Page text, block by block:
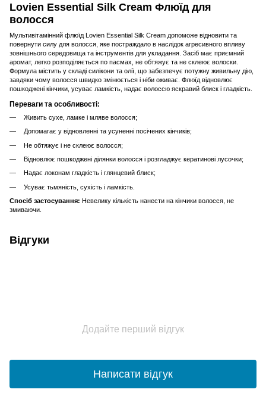
Lovien Essential Silk Cream Флюїд для
волосся
Мультивітамінний флюїд Lovien Essential Silk Cream допоможе відновити та
повернути силу для волосся, яке постраждало в наслідок агресивного впливу
зовнішнього середовища та інструментів для укладання. Засіб має приємний
аромат, легко розподіляється по пасмах, не обтяжує та не склеює волоски.
Формула містить у складі силікони та олії, що забезпечує потужну живильну дію,
завдяки чому волосся швидко змінюється і ніби оживає. Флюїд відновлює
пошкоджені кінчики, усуває ламкість, надає волоссю яскравий блиск і гладкість.
Переваги та особливості:
Живить сухе, ламке і мляве волосся;
Допомагає у відновленні та усуненні посічених кінчиків;
Не обтяжує і не склеює волосся;
Відновлює пошкоджені ділянки волосся і розгладжує кератинові лусочки;
Надає локонам гладкість і глянцевий блиск;
Усуває тьмяність, сухість і ламкість.
Спосіб застосування: Невелику кількість нанести на кінчики волосся, не
змиваючи.
Відгуки
Додайте перший відгук
Написати відгук